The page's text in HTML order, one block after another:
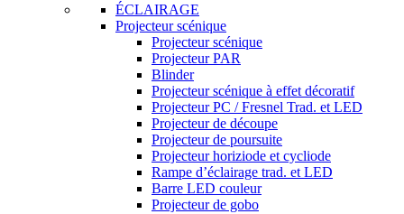
ÉCLAIRAGE
Projecteur scénique
Projecteur scénique
Projecteur PAR
Blinder
Projecteur scénique à effet décoratif
Projecteur PC / Fresnel Trad. et LED
Projecteur de découpe
Projecteur de poursuite
Projecteur horiziode et cycliode
Rampe d’éclairage trad. et LED
Barre LED couleur
Projecteur de gobo